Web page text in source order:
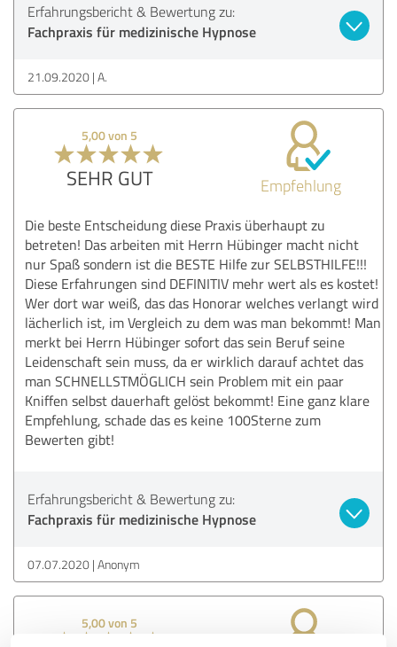
Erfahrungsbericht & Bewertung zu:
Fachpraxis für medizinische Hypnose
21.09.2020 A.
5,00 von 5
SEHR GUT Empfehlung
Die beste Entscheidung diese Praxis überhaupt zu
betreten! Das arbeiten mit Herrn Hübinger macht nicht
nur Spaß sondern ist die BESTE Hilfe zur SELBSTHILFE!!!
Diese Erfahrungen sind DEFINITIV mehr wert als es kostet!
Wer dort war weiß, das das Honorar welches verlangt wird
lächerlich ist, im Vergleich zu dem was man bekommt! Man
merkt bei Herrn Hübinger sofort das sein Beruf seine
Leidenschaft sein muss, da er wirklich darauf achtet das
man SCHNELLSTMÖGLICH sein Problem mit ein paar
Kniffen selbst dauerhaft gelöst bekommt! Eine ganz klare
Empfehlung, schade das es keine 100Sterne zum
Bewerten gibt!
Erfahrungsbericht & Bewertung zu:
Fachpraxis für medizinische Hypnose
07.07.2020 Anonym
5,00 von 5